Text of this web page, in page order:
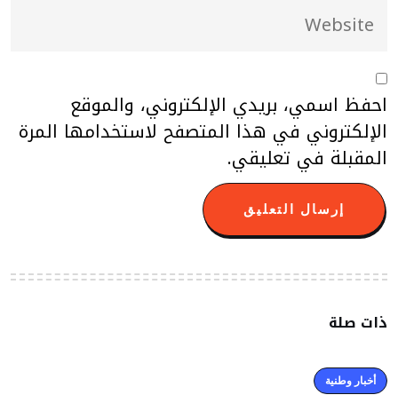
احفظ اسمي، بريدي الإلكتروني، والموقع
الإلكتروني في هذا المتصفح لاستخدامها المرة
المقبلة في تعليقي.
ذات صلة
أخبار وطنية